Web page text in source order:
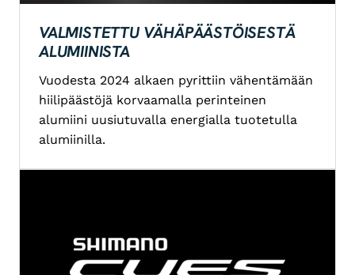
VALMISTETTU VÄHÄPÄÄSTÖISESTÄ
ALUMIINISTA
Vuodesta 2024 alkaen pyrittiin vähentämään
hiilipäästöjä korvaamalla perinteinen
alumiini uusiutuvalla energialla tuotetulla
alumiinilla.